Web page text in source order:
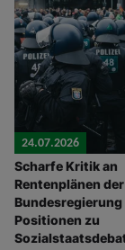
24.07.2026
Scharfe Kritik an
Rentenplänen der
Bundesregierung
Positionen zu